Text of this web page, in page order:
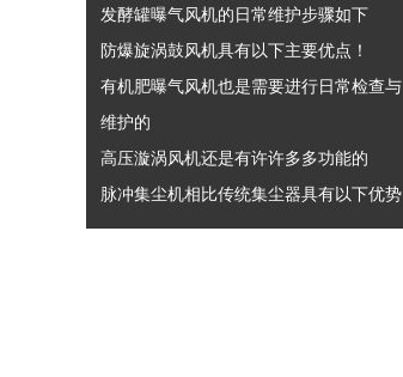
发酵罐曝气风机的日常维护步骤如下
防爆旋涡鼓风机具有以下主要优点！
有机肥曝气风机也是需要进行日常检查与
维护的
高压漩涡风机还是有许许多多功能的
脉冲集尘机相比传统集尘器具有以下优势